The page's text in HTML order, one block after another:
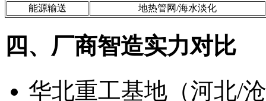
能源输送
地热管网/海水淡化
四、厂商智造实力对比
华北重工基地（河北/